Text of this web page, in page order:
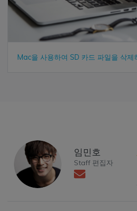
Mac을 사용하여 SD 카드 파일을 삭제
임민호
Staff 편집자